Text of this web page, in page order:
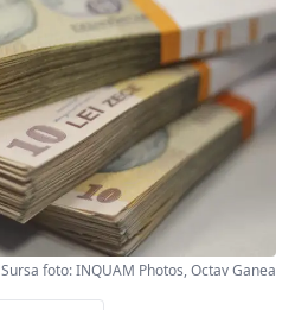
Sursa foto: INQUAM Photos, Octav Ganea